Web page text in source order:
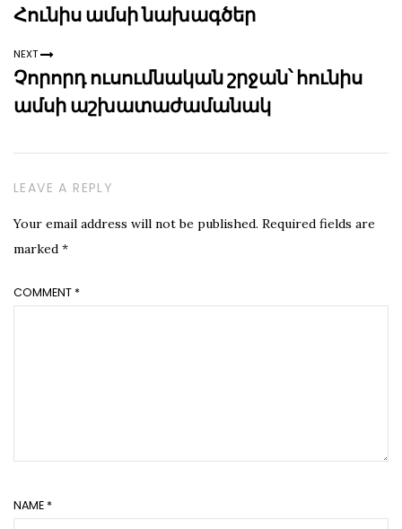
Հունիս ամսի նախագծեր
NEXT
Չորորդ ուսումնական շրջան՝ հունիս
ամսի աշխատաժամանակ
LEAVE A REPLY
Your email address will not be published. Required fields are
marked *
COMMENT *
NAME *